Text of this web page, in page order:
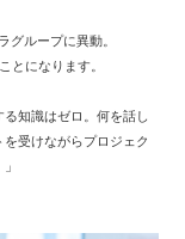
グループに異動。
とになります。
る知識はゼロ。何を話し
受けながらプロジェク